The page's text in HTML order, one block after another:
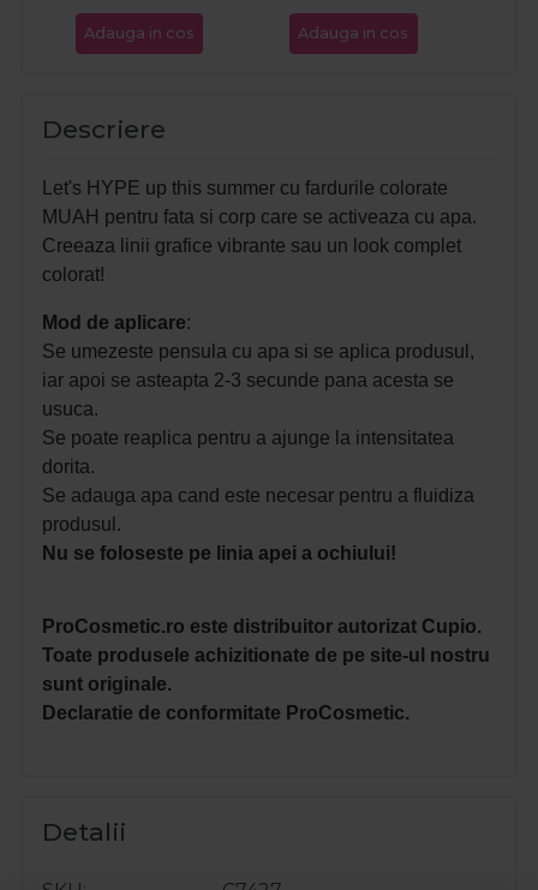
Adauga in cos Adauga in cos
Descriere
Let's HYPE up this summer cu fardurile colorate
MUAH pentru fata si corp care se activeaza cu apa.
Creeaza linii grafice vibrante sau un look complet
colorat!
Mod de aplicare:
Se umezeste pensula cu apa si se aplica produsul,
iar apoi se asteapta 2-3 secunde pana acesta se
usuca.
Se poate reaplica pentru a ajunge la intensitatea
dorita.
Se adauga apa cand este necesar pentru a fluidiza
produsul.
Nu se foloseste pe linia apei a ochiului!
ProCosmetic.ro este distribuitor autorizat Cupio.
Toate produsele achizitionate de pe site-ul nostru
sunt originale.
Declaratie de conformitate ProCosmetic.
Detalii